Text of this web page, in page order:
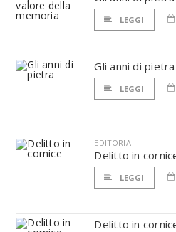
LEGGI
Gli anni di pietra
LEGGI
EDITORIA
Delitto in
LEGGI
Delitto in